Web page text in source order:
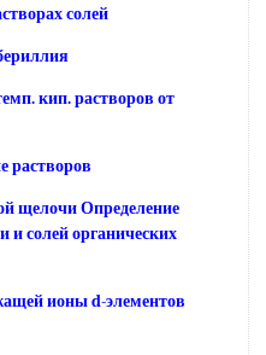
солей
кип. растворов от
растворов
щелочи Определение
и солей органических
ионы d-элементов